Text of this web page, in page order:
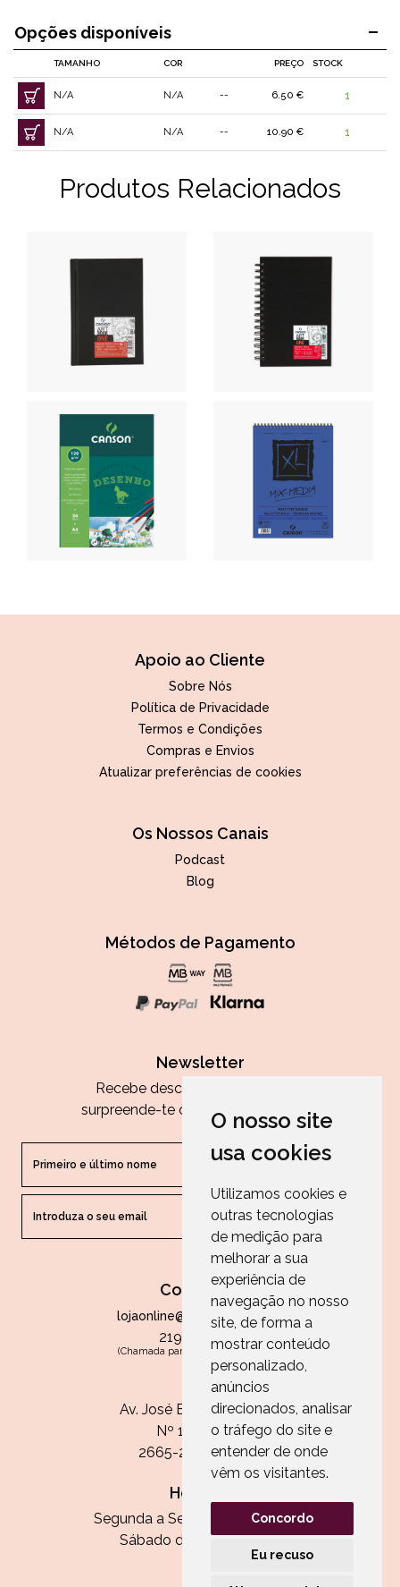
O nosso site
usa cookies
Utilizamos cookies e
outras tecnologias
de medição para
melhorar a sua
experiência de
navegação no nosso
site, de forma a
mostrar conteúdo
personalizado,
anúncios
direcionados, analisar
o tráfego do site e
entender de onde
vêm os visitantes.
Concordo
Eu recuso
Opções disponíveis
TAMANHO COR PREÇO STOCK
N/A N/A -- 6.50 € 1
N/A N/A -- 10.90 € 1
Produtos Relacionados
Apoio ao Cliente
Sobre Nós
Política de Privacidade
Termos e Condições
Compras e Envios
Atualizar preferências de cookies
Os Nossos Canais
Podcast
Blog
Métodos de Pagamento
Newsletter
Recebe descontos exclusivos e
surpreende-te com as nossas dicas.
ENVIAR
Contactos
lojaonline@paperandarts.pt
219 862 836
(Chamada para a rede fixa nacional)
Loja
Av. José Batista Antunes
Nº 11, Loja 10
2665-236 Malveira
Horário:
Segunda a Sexta das 13h às 20h
Sábado das 9h30 às 13h